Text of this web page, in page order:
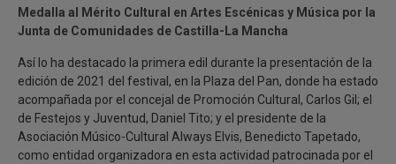
Medalla al Mérito Cultural en Artes Escénicas y Música por la
Junta de Comunidades de Castilla-La Mancha
Así lo ha destacado la primera edil durante la presentación de la
edición de 2021 del festival, en la Plaza del Pan, donde ha estado
acompañada por el concejal de Promoción Cultural, Carlos Gil; el
de Festejos y Juventud, Daniel Tito; y el presidente de la
Asociación Músico-Cultural Always Elvis, Benedicto Tapetado,
como entidad organizadora en esta actividad patrocinada por el